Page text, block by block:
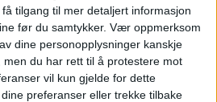
tilgang til mer detaljert informasjon
før du samtykker. Vær oppmerksom
dine personopplysninger kanskje
men du har rett til å protestere mot
vil kun gjelde for dette
preferanser eller trekke tilbake